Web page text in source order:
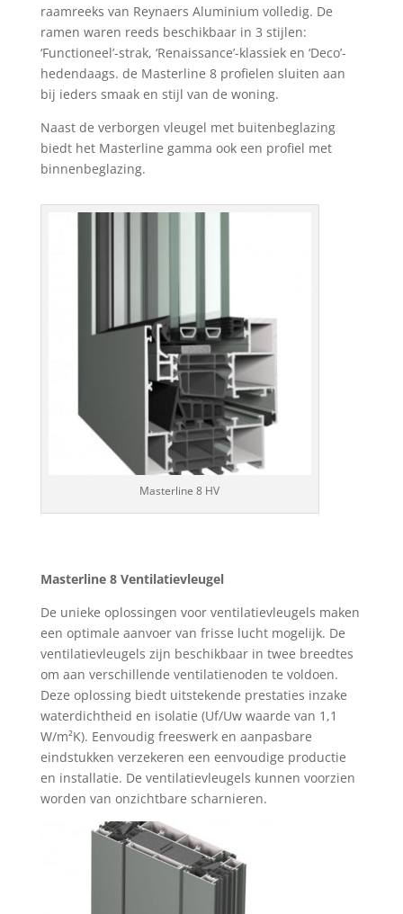
raamreeks van Reynaers Aluminium volledig. De
ramen waren reeds beschikbaar in 3 stijlen:
‘Functioneel’-strak, ‘Renaissance’-klassiek en ‘Deco’-
hedendaags. de Masterline 8 profielen sluiten aan
bij ieders smaak en stijl van de woning.
Naast de verborgen vleugel met buitenbeglazing
biedt het Masterline gamma ook een profiel met
binnenbeglazing.
Masterline 8 HV
Masterline 8 Ventilatievleugel
De unieke oplossingen voor ventilatievleugels maken
een optimale aanvoer van frisse lucht mogelijk. De
ventilatievleugels zijn beschikbaar in twee breedtes
om aan verschillende ventilatienoden te voldoen.
Deze oplossing biedt uitstekende prestaties inzake
waterdichtheid en isolatie (Uf/Uw waarde van 1,1
W/m²K). Eenvoudig freeswerk en aanpasbare
eindstukken verzekeren een eenvoudige productie
en installatie. De ventilatievleugels kunnen voorzien
worden van onzichtbare scharnieren.